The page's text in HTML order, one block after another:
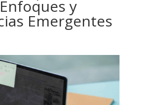
y
Emergentes